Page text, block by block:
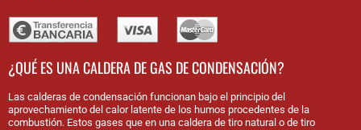
¿QUÉ ES UNA CALDERA DE GAS DE CONDENSACIÓN?
Las calderas de condensación funcionan bajo el principio del
aprovechamiento del calor latente de los humos procedentes de la
combustión. Estos gases que en una caldera de tiro natural o de tiro